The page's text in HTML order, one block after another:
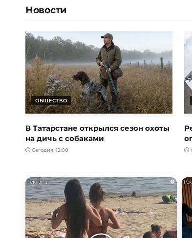
Новости
ОБЩЕСТВО
В Татарстане открылся сезон охоты
на дичь с собаками
Сегодня, 12:00
i